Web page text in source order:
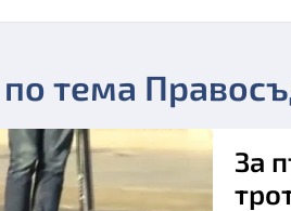
тема
За